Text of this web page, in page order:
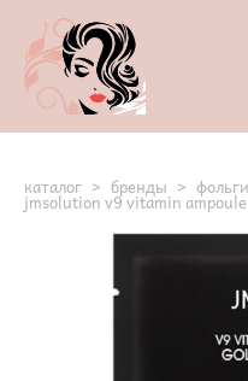
каталог > бренды >
jmsolution v9 vitamin